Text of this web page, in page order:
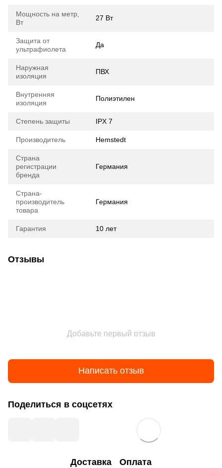
Мощность на метр,
Вт
27 Вт
Защита от
ультрафиолета
Да
Наружная
изоляция
ПВХ
Внутренняя
изоляция
Полиэтилен
Степень защиты IPX 7
Производитель Hemstedt
Страна
регистрации
бренда
Германия
Страна-
производитель
товара
Германия
Гарантия 10 лет
Отзывы
Добавьте первый отзыв
Написать отзыв
Поделиться в соцсетях
Доставка Оплата